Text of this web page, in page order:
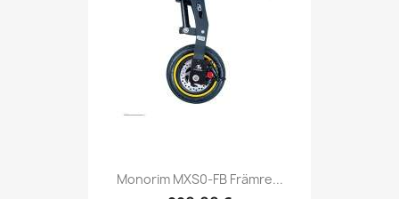
Monorim MXS0-FB Främre...